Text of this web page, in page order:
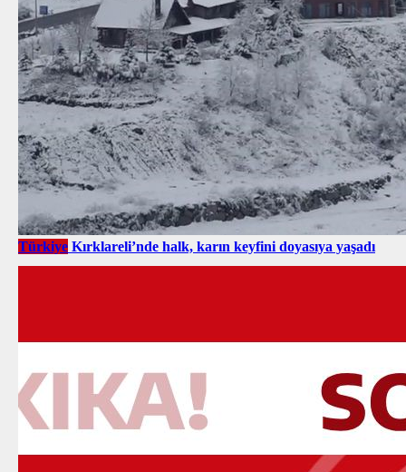
Türkiye Kırklareli’nde halk, karın keyfini doyasıya yaşadı